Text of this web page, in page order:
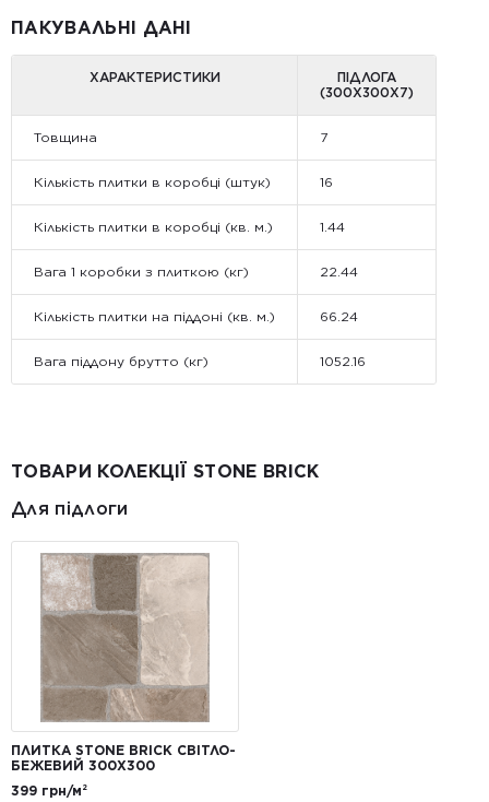
ПАКУВАЛЬНІ ДАНІ
ХАРАКТЕРИСТИКИ
ПІДЛОГА
(300X300X7)
Товщина 7
Кількість плитки в коробці (штук) 16
Кількість плитки в коробці (кв. м.) 1.44
Вага 1 коробки з плиткою (кг) 22.44
Кількість плитки на піддоні (кв. м.) 66.24
Вага піддону брутто (кг) 1052.16
ТОВАРИ КОЛЕКЦІЇ STONE BRICK
Для підлоги
ПЛИТКА STONE BRICK СВІТЛО-
БЕЖЕВИЙ 300X300
399 грн/м²